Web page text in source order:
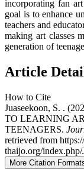
incorporating fan
goal is to enhance
teachers and
making art classes
generation of
Article
How to Cite
Juaseekoon, S. .
TO LEARNING
TEENAGERS.
retrieved from
thaijo.org/
More Citation